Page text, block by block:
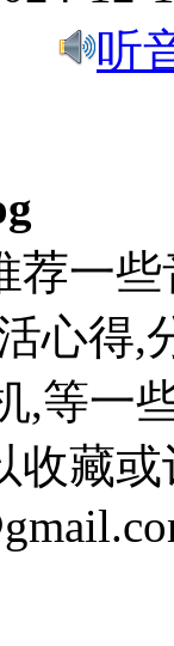
听
荐一
心得,
,等一
收藏